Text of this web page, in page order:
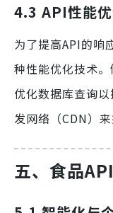
4.3 API性能
为了提高API的响
种性能优化技术。
优化数据库查询
发网络（CDN）
五、食品